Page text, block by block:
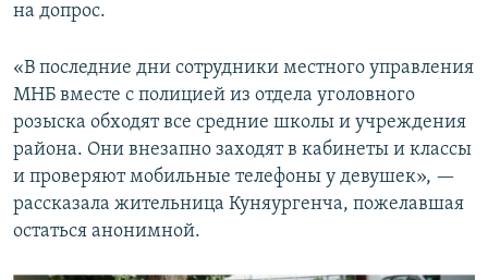
на допрос.
«В последние дни сотрудники местного управления
МНБ вместе с полицией из отдела уголовного
розыска обходят все средние школы и учреждения
района. Они внезапно заходят в кабинеты и классы
и проверяют мобильные телефоны у девушек», —
рассказала жительница Куняургенча, пожелавшая
остаться анонимной.